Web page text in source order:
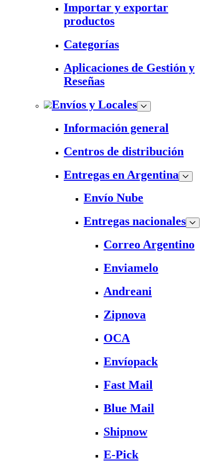
Importar y exportar
productos
Categorías
Aplicaciones de Gestión y
Reseñas
Envíos y Locales
Información general
Centros de distribución
Entregas en Argentina
Envío Nube
Entregas nacionales
Correo Argentino
Enviamelo
Andreani
Zipnova
OCA
Envíopack
Fast Mail
Blue Mail
Shipnow
E-Pick